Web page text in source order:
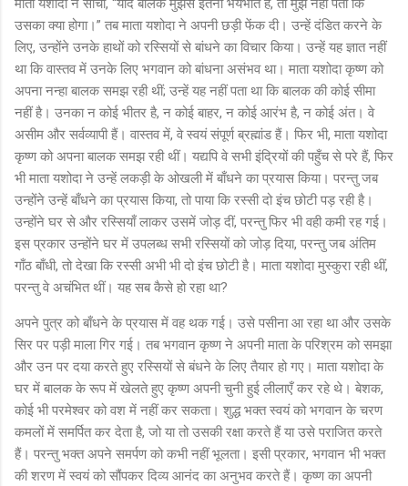
उसका क्या होगा।” तब माता यशोदा ने अपनी छड़ी फेंक दी। उन्हें दंडित करने के
लिए, उन्होंने उनके हाथों को रस्सियों से बांधने का विचार किया। उन्हें यह ज्ञात नहीं
था कि वास्तव में उनके लिए भगवान को बांधना असंभव था। माता यशोदा कृष्ण को
अपना नन्हा बालक समझ रही थीं; उन्हें यह नहीं पता था कि बालक की कोई सीमा
नहीं है। उनका न कोई भीतर है, न कोई बाहर, न कोई आरंभ है, न कोई अंत। वे
असीम और सर्वव्यापी हैं। वास्तव में, वे स्वयं संपूर्ण ब्रह्मांड हैं। फिर भी, माता यशोदा
कृष्ण को अपना बालक समझ रही थीं। यद्यपि वे सभी इंद्रियों की पहुँच से परे हैं, फिर
भी माता यशोदा ने उन्हें लकड़ी के ओखली में बाँधने का प्रयास किया। परन्तु जब
उन्होंने उन्हें बाँधने का प्रयास किया, तो पाया कि रस्सी दो इंच छोटी पड़ रही है।
उन्होंने घर से और रस्सियाँ लाकर उसमें जोड़ दीं, परन्तु फिर भी वही कमी रह गई।
इस प्रकार उन्होंने घर में उपलब्ध सभी रस्सियों को जोड़ दिया, परन्तु जब अंतिम
गाँठ बाँधी, तो देखा कि रस्सी अभी भी दो इंच छोटी है। माता यशोदा मुस्कुरा रही थीं,
परन्तु वे अचंभित थीं। यह सब कैसे हो रहा था?
अपने पुत्र को बाँधने के प्रयास में वह थक गई। उसे पसीना आ रहा था और उसके
सिर पर पड़ी माला गिर गई। तब भगवान कृष्ण ने अपनी माता के परिश्रम को समझा
और उन पर दया करते हुए रस्सियों से बंधने के लिए तैयार हो गए। माता यशोदा के
घर में बालक के रूप में खेलते हुए कृष्ण अपनी चुनी हुई लीलाएँ कर रहे थे। बेशक,
कोई भी परमेश्वर को वश में नहीं कर सकता। शुद्ध भक्त स्वयं को भगवान के चरण
कमलों में समर्पित कर देता है, जो या तो उसकी रक्षा करते हैं या उसे पराजित करते
हैं। परन्तु भक्त अपने समर्पण को कभी नहीं भूलता। इसी प्रकार, भगवान भी भक्त
की शरण में स्वयं को सौंपकर दिव्य आनंद का अनुभव करते हैं। कृष्ण का अपनी